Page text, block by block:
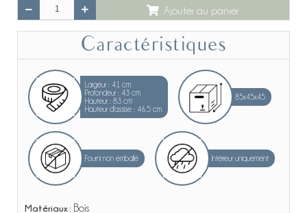
Ajouter au panier
Caractéristiques
Largeur : 41 cm
Profondeur : 43 cm
Hauteur : 83 cm
Hauteur d'assise : 46.5 cm
85x45x45
Fourni non emballé Intérieur uniquement
Matériaux : Bois